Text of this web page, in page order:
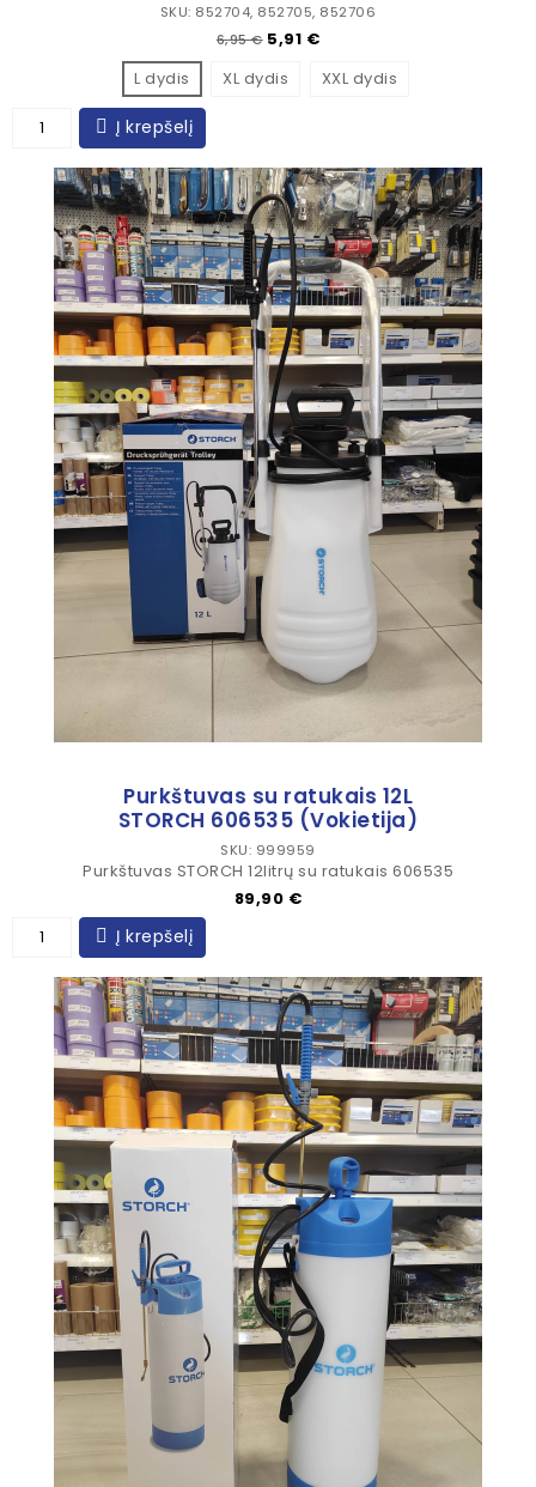
SKU: 852704, 852705, 852706
Įprasta kaina
6,95 € Kaina
5,91 €
L dydis
XL dydis XXL dydis
Į krepšelį
Purkštuvas su ratukais 12L
STORCH 606535 (Vokietija)
SKU: 999959
Purkštuvas STORCH 12litrų su ratukais 606535
Kaina
89,90 €
Į krepšelį